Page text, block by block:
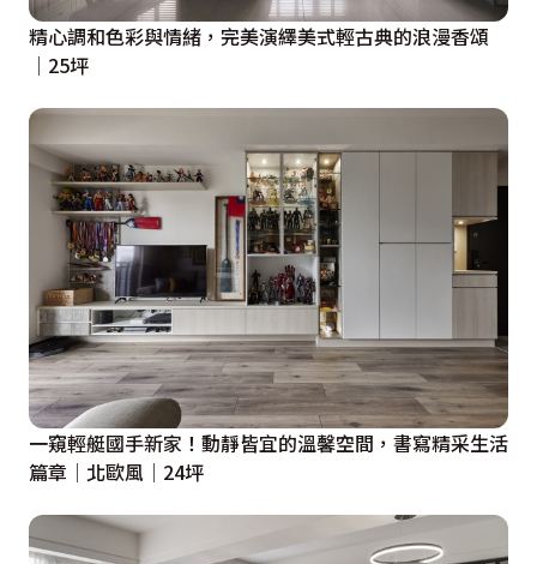
精心調和色彩與情緒，完美演繹美式輕古典的浪漫香頌
│25坪
一窺輕艇國手新家！動靜皆宜的溫馨空間，書寫精采生活
篇章│北歐風│24坪